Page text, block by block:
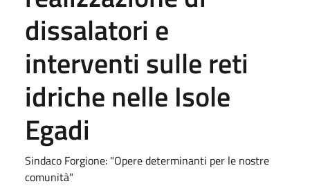
dissalatori e
interventi sulle reti
idriche nelle Isole
Egadi
Sindaco Forgione: "Opere determinanti per le nostre
comunità"